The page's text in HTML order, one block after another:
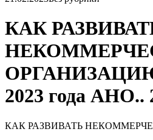
КАК
ОРГАНИЗАЦИЮ
2023 года АНО..
КАК РАЗВИВАТЬ